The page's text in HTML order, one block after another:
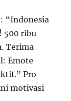
“Indonesia
500 ribu
Terima
Emote
Pro
motivasi